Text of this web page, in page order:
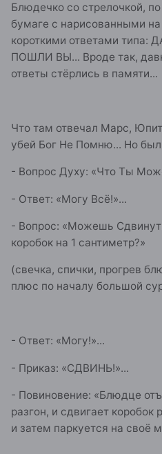
Блюдечко со стрелочкой,
бумаге с нарисованными
короткими ответами типа:
ПОШЛИ ВЫ... Вроде так,
ответы стёрлись в памяти...
Что там отвечал Марс,
убей Бог Не Помню... Но
- Вопрос Духу: «Что Ты
- Ответ: «Могу Всё!»...
- Вопрос: «Можешь
коробок на 1 сантиметр?»
(свечка, спички, прогрев
плюс по началу большой
- Ответ: «Могу!»...
- Приказ: «СДВИНЬ!»...
- Повиновение: «Блюдце
разгон, и сдвигает коробок
и затем паркуется на своё